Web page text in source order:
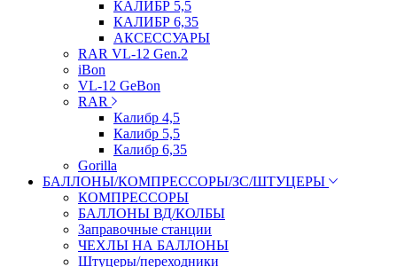
КАЛИБР 5,5
КАЛИБР 6,35
АКСЕССУАРЫ
RAR VL-12 Gen.2
iBon
VL-12 GeBon
RAR
Калибр 4,5
Калибр 5,5
Калибр 6,35
Gorilla
БАЛЛОНЫ/КОМПРЕССОРЫ/ЗС/ШТУЦЕРЫ
КОМПРЕССОРЫ
БАЛЛОНЫ ВД/КОЛБЫ
Заправочные станции
ЧЕХЛЫ НА БАЛЛОНЫ
Штуцеры/переходники